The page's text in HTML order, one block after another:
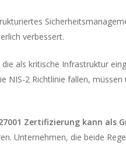
verbessert.
als kritische Infrastruktur
NIS-2 Richtlinie fallen,
Zertifizierung kann als
Unternehmen, die beide